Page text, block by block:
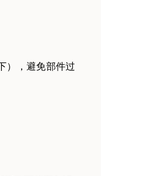
），避免部件过